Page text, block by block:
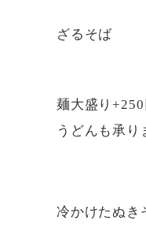
ざるそば
麺大盛り
うどんも承り
冷かけたぬき